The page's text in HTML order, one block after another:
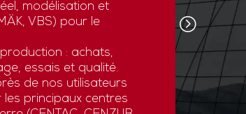
modélisation et
VBS) pour le
: achats,
essais et qualité.
de nos utilisateurs
principaux centres
GDI
son
et des